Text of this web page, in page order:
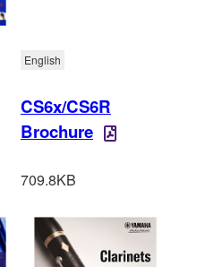
CS6x/CS6R
Brochure
English
709.8KB